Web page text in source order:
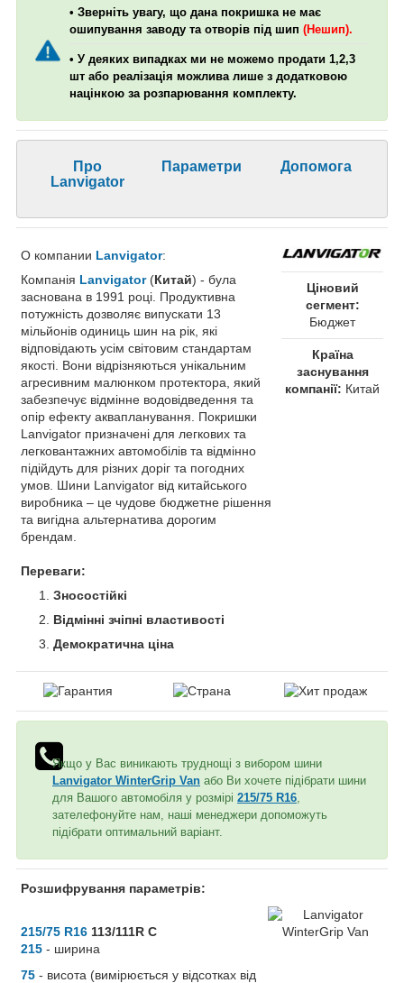
• Зверніть увагу, що дана покришка не має
ошипування заводу та отворів під шип (Нешип).
• У деяких випадках ми не можемо продати 1,2,3
шт або реалізація можлива лише з додатковою
націнкою за розпарювання комплекту.
Про
Lanvigator
Параметри Допомога
О компании Lanvigator:
Компанія Lanvigator(Китай) - була
заснована в 1991 році. Продуктивна
потужність дозволяє випускати 13
мільйонів одиниць шин на рік, які
відповідають усім світовим стандартам
якості. Вони відрізняються унікальним
агресивним малюнком протектора, який
забезпечує відмінне водовідведення та
опір ефекту аквапланування. Покришки
Lanvigator призначені для легкових та
легковантажних автомобілів та відмінно
підійдуть для різних доріг та погодних
умов. Шини Lanvigator від китайського
виробника – це чудове бюджетне рішення
та вигідна альтернатива дорогим
брендам.
Переваги:
Зносостійкі
Відмінні зчіпні властивості
Демократична ціна
Ціновий
сегмент:
Бюджет
Країна
заснування
компанії: Китай
Якщо у Вас виникають труднощі з вибором шини
Lanvigator WinterGrip Van або Ви хочете підібрати шини
для Вашого автомобіля у розмірі 215/75 R16
зателефонуйте нам, наші менеджери допоможуть
підібрати оптимальний варіант.
Розшифрування параметрів:
215/75 R16 113/111R C
215 - ширина
75 - висота (вимірюється у відсотках від